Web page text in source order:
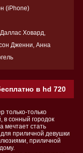
(iPhone)
Ховард,
Дженни, Анна
в hd 720
только-только
в сонный городок
мечтает стать
приличной девушки
приличной